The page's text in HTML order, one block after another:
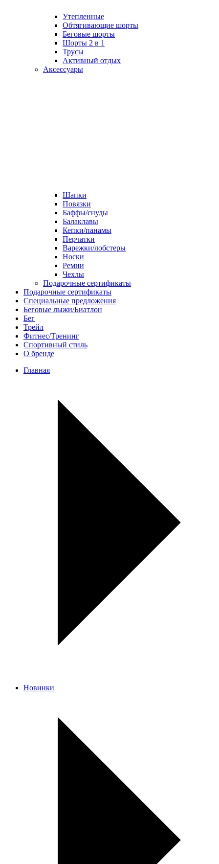
Утепленные
Обтягивающие шорты
Беговые шорты
Шорты 2 в 1
Трусы
Активный отдых
Аксессуары
Шапки
Повязки
Баффы/снуды
Балаклавы
Кепки/панамы
Перчатки
Варежки/лобстеры
Носки
Ремни
Чехлы
Подарочные сертификаты
Подарочные сертификаты
Специальные предложения
Беговые лыжи/Биатлон
Бег
Трейл
Фитнес/Тренинг
Спортивный стиль
О бренде
Главная
Новинки